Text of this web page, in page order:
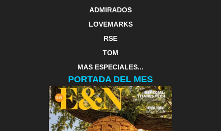
ADMIRADOS
LOVEMARKS
RSE
TOM
MAS ESPECIALES...
PORTADA DEL MES